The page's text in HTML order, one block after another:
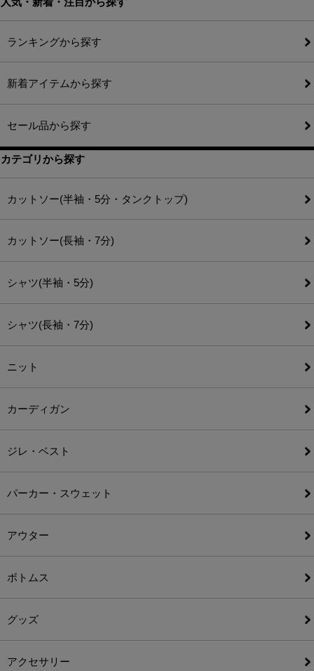
ランキングから探す
新着アイテムから探す
セール品から探す
カテゴリから探す
カットソー(半袖・5分・タンクトップ)
カットソー(長袖・7分)
シャツ(半袖・5分)
シャツ(長袖・7分)
ニット
カーディガン
ジレ・ベスト
パーカー・スウェット
アウター
ボトムス
グッズ
アクセサリー